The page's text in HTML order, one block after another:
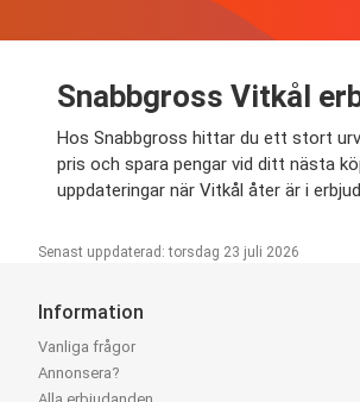
Snabbgross Vitkål
Hos Snabbgross hittar du ett stort
pris och spara pengar vid ditt nästa
uppdateringar när Vitkål åter är i
Senast uppdaterad: torsdag 23 juli 2026
Information
Vanliga frågor
Annonsera?